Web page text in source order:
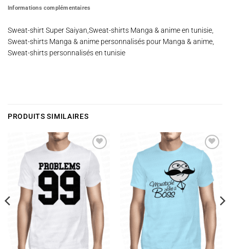
Informations complémentaires
Sweat-shirt Super Saiyan,Sweat-shirts Manga & anime en tunisie,
Sweat-shirts Manga & anime personnalisés pour Manga & anime,
Sweat-shirts personnalisés en tunisie
PRODUITS SIMILAIRES
Ajouter
à la
Ajouter
à la